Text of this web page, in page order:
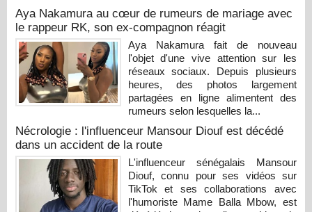
Aya Nakamura au cœur de rumeurs de mariage avec
le rappeur RK, son ex-compagnon réagit
Aya Nakamura fait de nouveau
l'objet d'une vive attention sur les
réseaux sociaux. Depuis plusieurs
heures, des photos largement
partagées en ligne alimentent des
rumeurs selon lesquelles la...
Nécrologie : l'influenceur Mansour Diouf est décédé
dans un accident de la route
L'influenceur sénégalais Mansour
Diouf, connu pour ses vidéos sur
TikTok et ses collaborations avec
l'humoriste Mame Balla Mbow, est